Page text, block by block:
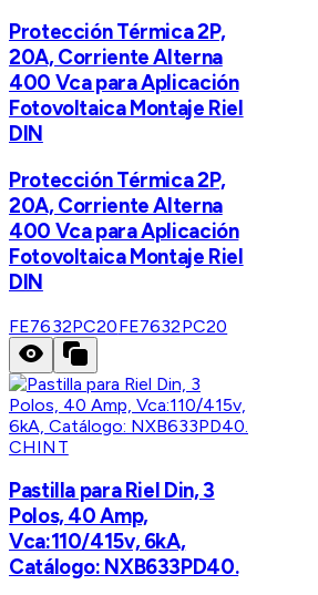
Protección Térmica 2P,
20A, Corriente Alterna
400 Vca para Aplicación
Fotovoltaica Montaje Riel
DIN
Protección Térmica 2P,
20A, Corriente Alterna
400 Vca para Aplicación
Fotovoltaica Montaje Riel
DIN
FE7632PC20FE7632PC20
CHINT
Pastilla para Riel Din, 3
Polos, 40 Amp,
Vca:110/415v, 6kA,
Catálogo: NXB633PD40.